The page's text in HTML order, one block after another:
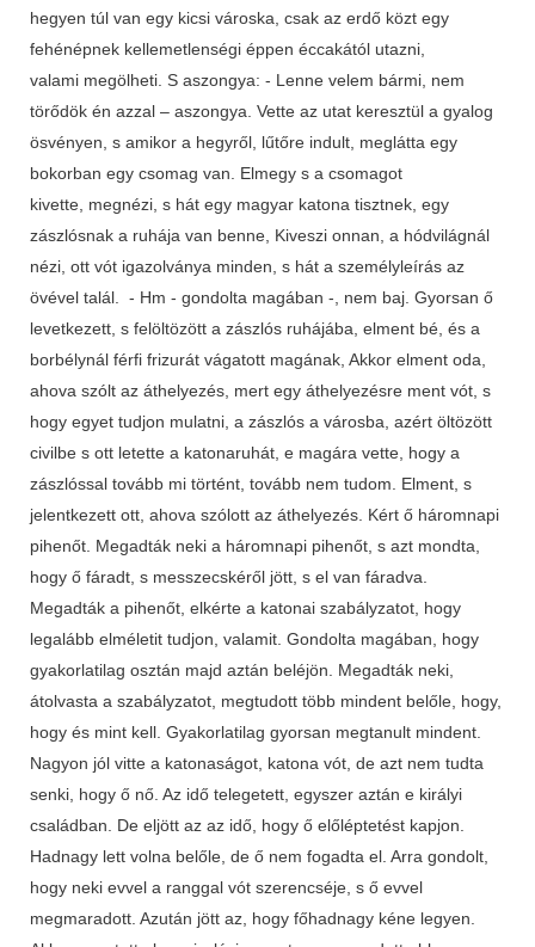
hegyen túl van egy kicsi városka, csak az erdő közt egy
fehénépnek kellemetlenségi éppen éccakától utazni,
valami megölheti. S aszongya: - Lenne velem bármi, nem
törődök én azzal – aszongya. Vette az utat keresztül a gyalog
ösvényen, s amikor a hegyről, lűtőre indult, meglátta egy
bokorban egy csomag van. Elmegy s a csomagot
kivette, megnézi, s hát egy magyar katona tisztnek, egy
zászlósnak a ruhája van benne, Kiveszi onnan, a hódvilágnál
nézi, ott vót igazolványa minden, s hát a személyleírás az
övével talál. - Hm - gondolta magában -, nem baj. Gyorsan ő
levetkezett, s felöltözött a zászlós ruhájába, elment bé, és a
borbélynál férfi frizurát vágatott magának, Akkor elment oda,
ahova szólt az áthelyezés, mert egy áthelyezésre ment vót, s
hogy egyet tudjon mulatni, a zászlós a városba, azért öltözött
civilbe s ott letette a katonaruhát, e magára vette, hogy a
zászlóssal tovább mi történt, tovább nem tudom. Elment, s
jelentkezett ott, ahova szólott az áthelyezés. Kért ő háromnapi
pihenőt. Megadták neki a háromnapi pihenőt, s azt mondta,
hogy ő fáradt, s messzecskéről jött, s el van fáradva.
Megadták a pihenőt, elkérte a katonai szabályzatot, hogy
legalább elméletit tudjon, valamit. Gondolta magában, hogy
gyakorlatilag osztán majd aztán beléjön. Megadták neki,
átolvasta a szabályzatot, megtudott több mindent belőle, hogy,
hogy és mint kell. Gyakorlatilag gyorsan megtanult mindent.
Nagyon jól vitte a katonaságot, katona vót, de azt nem tudta
senki, hogy ő nő. Az idő telegetett, egyszer aztán e királyi
családban. De eljött az az idő, hogy ő előléptetést kapjon.
Hadnagy lett volna belőle, de ő nem fogadta el. Arra gondolt,
hogy neki evvel a ranggal vót szerencséje, s ő evvel
megmaradott. Azután jött az, hogy főhadnagy kéne legyen.